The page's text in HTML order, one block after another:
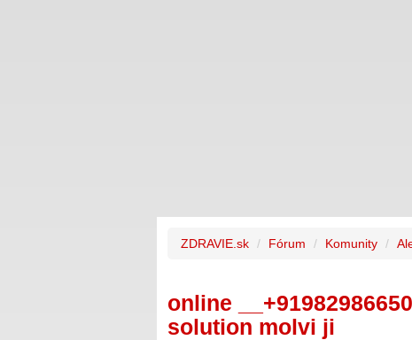
ZDRAVIE.sk Fórum Komunity
online
solution molvi ji